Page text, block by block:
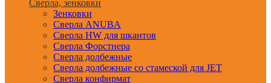
Сверла, зенковки
Зенковки
Сверла ANUBA
Сверла HW для шкантов
Сверла Форстнера
Сверла долбежные
Сверла долбежные со стамеской для JET
Сверла конфирмат